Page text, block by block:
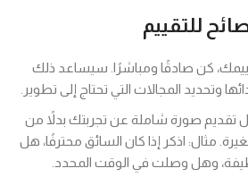
للتقييم
كن صادقًا ومباشرًا. سيساعد ذلك
وتحديد المجالات التي تحتاج إلى تطوير.
تقديم صورة شاملة عن تجربتك بدلاً من
مثال: اذكر إذا كان السائق محترفًا، هل
وهل وصلت في الوقت المحدد.